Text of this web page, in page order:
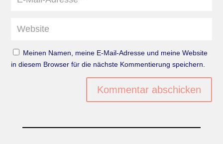
Meinen Namen, meine E-Mail-Adresse und meine Website
in diesem Browser für die nächste Kommentierung speichern.
Kommentar abschicken